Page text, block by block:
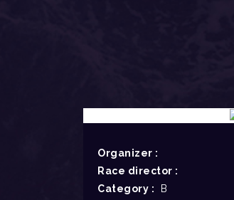
Organizer :
Race director :
Category : B